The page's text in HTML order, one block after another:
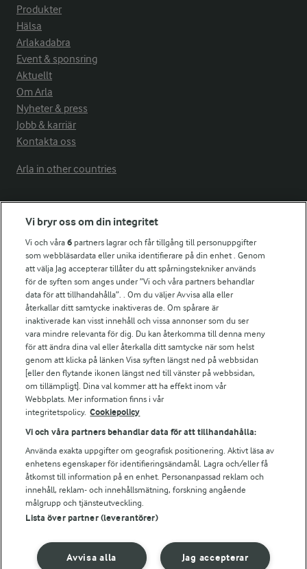
Produkter
Hälsa
Arlakadabra
Event & sponsring
Aktuellt
Om Arla
Nyheter & press
Jobb & karriär
Kontakta oss
Arla in other countries
Fler Arlasajter
För ägare
Arlas kundportal
Arla.com
Falbygdens Ost
Arla webbshop
Bildbank
Följ oss
© 2026 Arla Foods
Integritetspolicy
Vi bryr oss om din integritet
Vi och våra6 partners lagrar och får tillgång till personuppgifter
som webbläsardata eller unika identifierare på din enhet . Genom
att välja Jag accepterar tillåter du att spårningstekniker används
för de syften som anges under ”Vi och våra partners behandlar
data för att tillhandahålla”. . Om du väljer Avvisa alla eller
återkallar ditt samtycke inaktiveras de. Om spårare är
inaktiverade kan visst innehåll och vissa annonser som du ser
vara mindre relevanta för dig. Du kan återkomma till denna meny
för att ändra dina val eller återkalla ditt samtycke när som helst
genom att klicka på länken Visa syften längst ned på webbsidan
[eller den flytande ikonen längst ned till vänster på webbsidan,
om tillämpligt]. Dina val kommer att ha effekt inom vår
Webbplats. Mer information finns i vår
integritetspolicy. Cookiepolicy
Vi och våra partners behandlar data för att tillhandahålla:
Använda exakta uppgifter om geografisk positionering. Aktivt läsa av
enhetens egenskaper för identifieringsändamål. Lagra och/eller få
åtkomst till information på en enhet. Personanpassad reklam och
innehåll, reklam- och innehållsmätning, forskning angående
målgrupp och tjänsteutveckling.
Lista över partner (leverantörer)
Jag accepterar
Avvisa alla